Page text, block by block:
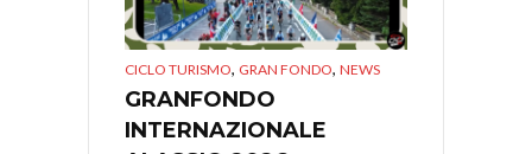
CICLO TURISMO, GRAN FONDO, NEWS
GRANFONDO
INTERNAZIONALE